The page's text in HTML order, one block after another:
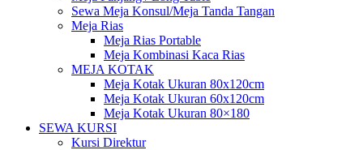
Sewa Meja Konsul/Meja Tanda Tangan
Meja Rias
Meja Rias Portable
Meja Kombinasi Kaca Rias
MEJA KOTAK
Meja Kotak Ukuran 80x120cm
Meja Kotak Ukuran 60x120cm
Meja Kotak Ukuran 80×180
SEWA KURSI
Kursi Direktur